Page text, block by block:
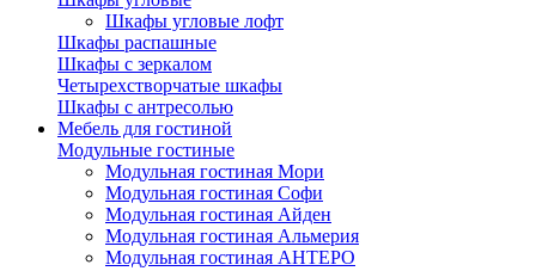
Шкафы угловые лофт
Шкафы распашные
Шкафы с зеркалом
Четырехстворчатые шкафы
Шкафы с антресолью
Мебель для гостиной
Модульные гостиные
Модульная гостиная Мори
Модульная гостиная Софи
Модульная гостиная Айден
Модульная гостиная Альмерия
Модульная гостиная АНТЕРО